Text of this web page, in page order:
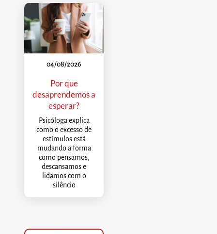
04/08/2026
Por que
desaprendemos a
esperar?
Psicóloga explica
como o excesso de
estímulos está
mudando a forma
como pensamos,
descansamos e
lidamos com o
silêncio